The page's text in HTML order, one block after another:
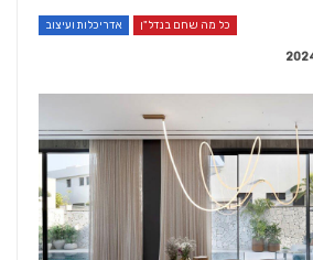
כל מה שחם בנדל"ן אדריכלות ועיצוב